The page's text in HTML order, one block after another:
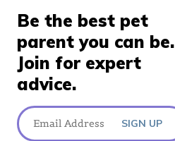
Be the best pet
parent you can be.
Join for expert
advice.
SIGN UP